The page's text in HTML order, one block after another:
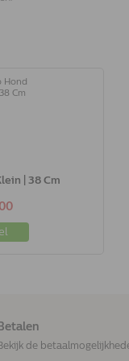
| 38 Cm
Betalen
de